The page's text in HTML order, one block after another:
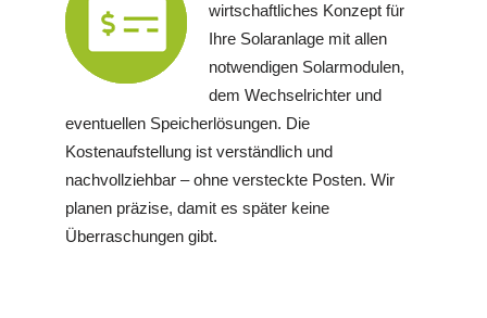
wirtschaftliches Konzept für
Ihre Solaranlage mit allen
notwendigen Solarmodulen,
dem Wechselrichter und
eventuellen Speicherlösungen. Die
Kostenaufstellung ist verständlich und
nachvollziehbar – ohne versteckte Posten. Wir
planen präzise, damit es später keine
Überraschungen gibt.